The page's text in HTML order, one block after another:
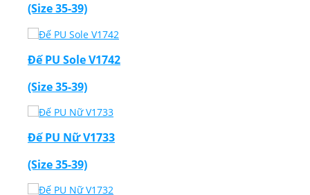
(Size 35-39)
Đế PU Sole V1742
(Size 35-39)
Đế PU Nữ V1733
(Size 35-39)